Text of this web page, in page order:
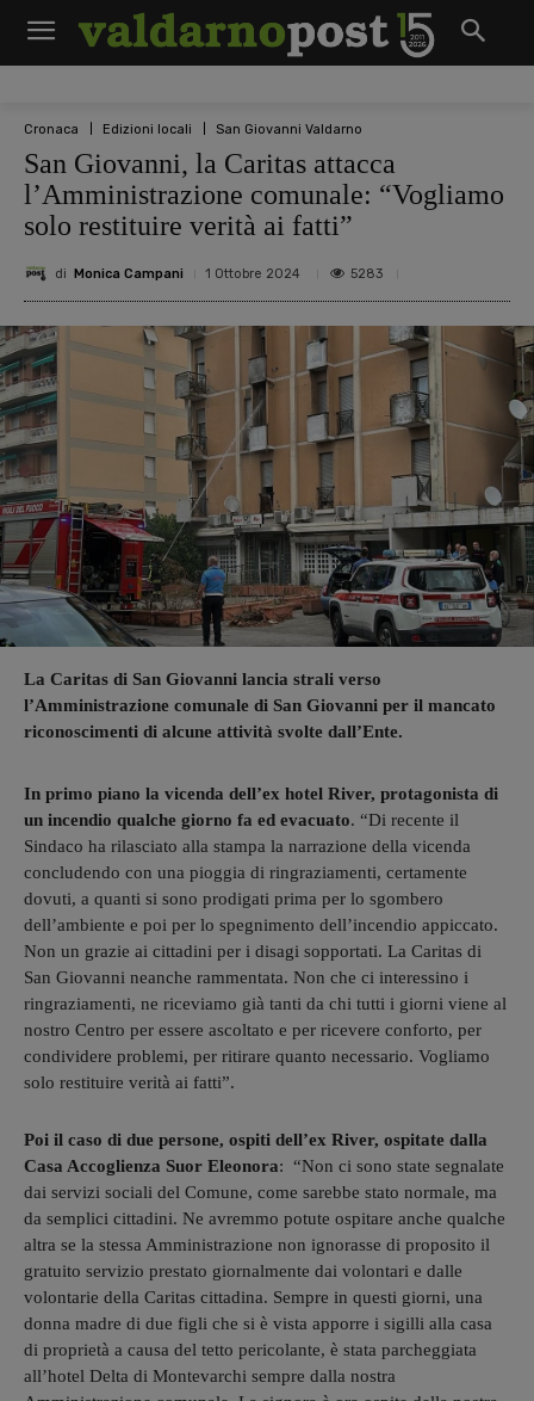
Cronaca Edizioni locali San Giovanni Valdarno
San Giovanni, la Caritas attacca
l’Amministrazione comunale: “Vogliamo
solo restituire verità ai fatti”
di Monica Campani 1 Ottobre 2024 5283
La Caritas di San Giovanni lancia strali verso
l’Amministrazione comunale di San Giovanni per il mancato
riconoscimenti di alcune attività svolte dall’Ente.
In primo piano la vicenda dell’ex hotel River, protagonista di
un incendio qualche giorno fa ed evacuato. “Di recente il
Sindaco ha rilasciato alla stampa la narrazione della vicenda
concludendo con una pioggia di ringraziamenti, certamente
dovuti, a quanti si sono prodigati prima per lo sgombero
dell’ambiente e poi per lo spegnimento dell’incendio appiccato.
Non un grazie ai cittadini per i disagi sopportati. La Caritas di
San Giovanni neanche rammentata. Non che ci interessino i
ringraziamenti, ne riceviamo già tanti da chi tutti i giorni viene al
nostro Centro per essere ascoltato e per ricevere conforto, per
condividere problemi, per ritirare quanto necessario. Vogliamo
solo restituire verità ai fatti”.
Poi il caso di due persone, ospiti dell’ex River, ospitate dalla
Casa Accoglienza Suor Eleonora: “Non ci sono state segnalate
dai servizi sociali del Comune, come sarebbe stato normale, ma
da semplici cittadini. Ne avremmo potute ospitare anche qualche
altra se la stessa Amministrazione non ignorasse di proposito il
gratuito servizio prestato giornalmente dai volontari e dalle
volontarie della Caritas cittadina. Sempre in questi giorni, una
donna madre di due figli che si è vista apporre i sigilli alla casa
di proprietà a causa del tetto pericolante, è stata parcheggiata
all’hotel Delta di Montevarchi sempre dalla nostra